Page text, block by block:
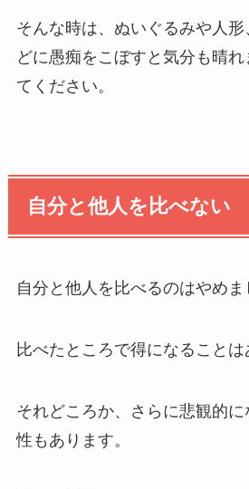
そんな時は、ぬいぐるみや人
どに愚痴をこぼすと気分も晴
てください。
自分と他人を比べない
自分と他人を比べるのはやめま
比べたところで得になることは
それどころか、さらに悲観的
性もあります。